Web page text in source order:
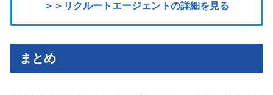
＞＞リクルートエージェントの詳細を見る
まとめ